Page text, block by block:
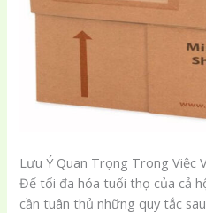
Lưu Ý Quan Trọng Trong Việc
Để tối đa hóa tuổi thọ của cả
cần tuân thủ những quy tắc